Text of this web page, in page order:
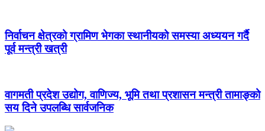
निर्वाचन क्षेत्रको ग्रामिण भेगका स्थानीयको समस्या अध्ययन गर्दै
पूर्व मन्त्री खत्री
वागमती प्रदेश उद्योग, वाणिज्य, भूमि तथा प्रशासन मन्त्री तामाङ्को
सय दिने उपलब्धि सार्वजनिक